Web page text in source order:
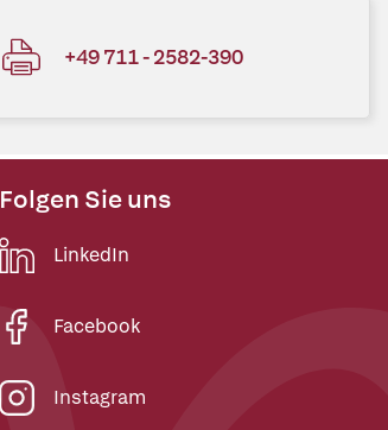
+49 711 - 2582-390
Folgen Sie uns
LinkedIn
Facebook
Instagram